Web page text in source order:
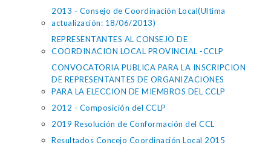
2013 - Consejo de Coordinación Local(Ultima
actualización: 18/06/2013)
REPRESENTANTES AL CONSEJO DE
COORDINACION LOCAL PROVINCIAL -CCLP
CONVOCATORIA PUBLICA PARA LA INSCRIPCION
DE REPRESENTANTES DE ORGANIZACIONES
PARA LA ELECCION DE MIEMBROS DEL CCLP
2012 - Composición del CCLP
2019 Resolución de Conformación del CCL
Resultados Concejo Coordinación Local 2015